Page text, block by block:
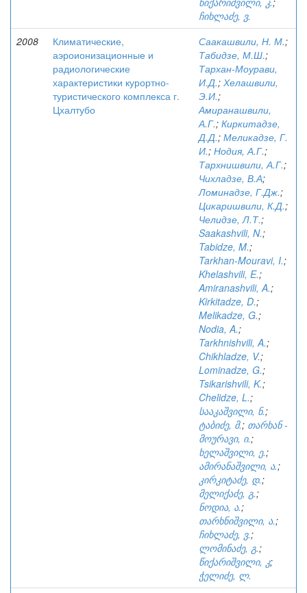
ჩიხლაძე, ვ.
2008
Климатические,
аэроионизационные и
радиологические
характеристики курортно-
туристического комплекса г.
Цхалтубо
Саакашвили, Н. М.;
Табидзе, М.Ш.;
Тархан-Моурави,
И.Д.; Хелашвили,
Э.И.;
Амиранашвили,
А.Г.; Киркитадзе,
Д.Д.; Меликадзе, Г.
И.; Нодия, А.Г.;
Тархнишвили, А.Г.;
Чихладзе, В.А;
Ломинадзе, Г.Дж.;
Цикаришвили, К.Д.;
Челидзе, Л.Т.;
Saakashvili, N.;
Tabidze, M.;
Tarkhan-Mouravi, I.;
Khelashvili, E.;
Amiranashvili, A.;
Kirkitadze, D.;
Melikadze, G.;
Nodia, A.;
Tarkhnishvili, A.;
Chikhladze, V.;
Lominadze, G.;
Tsikarishvili, K.;
Chelidze, L.;
სააკაშვილი, ნ.;
ტაბიძე, მ.; თარხან -
მოურავი, ი.;
ხელაშვილი, ე.;
ამირანაშვილი, ა.;
კირკიტაძე, დ.;
მელიქაძე, გ.;
ნოდია, ა.;
თარხნიშვილი, ა.;
ჩიხლაძე, ვ.;
ლომინაძე, გ.;
წიქარიშვილი, კ;
ჭელიძე, ლ.